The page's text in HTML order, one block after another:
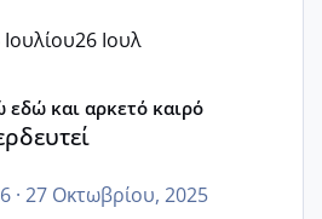
26 Ιουλ
και αρκετό καιρό
· 27 Οκτωβρίου, 2025